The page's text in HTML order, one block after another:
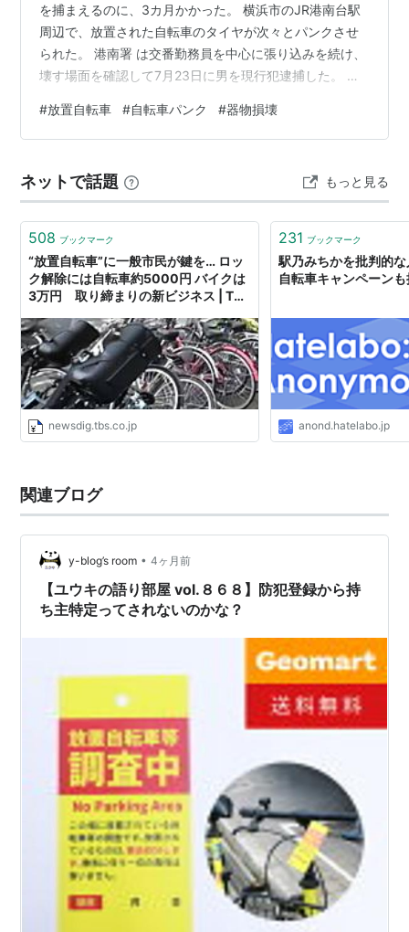
を捕まえるのに、3カ月かかった。 横浜市のJR港南台駅
周辺で、放置された自転車のタイヤが次々とパンクさせ
られた。 港南署 は交番勤務員を中心に張り込みを続け、
壊す場面を確認して7月23日に男を現行犯逮捕した。 狙
転車だ。 停めてはいけない場所に置かれた自転車ばかり
が標的になっていた。 たかがパンクに、なぜ警察はここ
ていない。 この記事でわかること 港南台駅で数十台パン
ク 男を現行犯逮捕 なぜ3カ月も張り込んだのか 違法駐輪
でも被害届…
#放置自転車 #自転車パンク #器物損壊
ネットで話題 もっと見る
508 ブックマーク
“放置自転車”に一般市民が鍵を… ロッ
ク解除には自転車約5000円 バイクは
3万円 取り締まりの新ビジネス | TBS
newsdig.tbs.co.jp
231 ブックマーク
駅乃みちかを批判的
自転車キャンペーン
anond.hatelabo.jp
関連ブログ
y-blog’s room • 4ヶ月前
【ユウキの語り部屋 vol.８６８】防犯登録から持
ち主特定ってされないのかな？